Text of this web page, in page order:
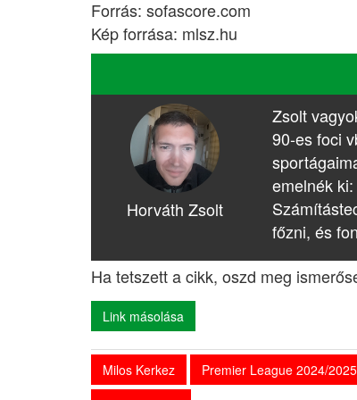
Forrás: sofascore.com
Kép forrása: mlsz.hu
Horváth Zsolt
Zsolt
90-es foci
emelnék
főzni, és
Ha tetszett a cikk, oszd meg
Link másolása
Milos Kerkez Premier League 2024/2025